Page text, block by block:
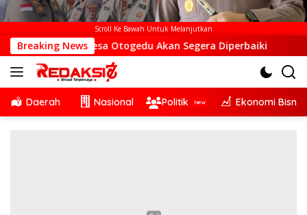
Scroll Ke Bawah Untuk Melanjutkan
Breaking News
di Desa Otogedu Akan Segera Diperbaiki Sinergi
Daerah Nasional Politik Ekonomi Bisnis